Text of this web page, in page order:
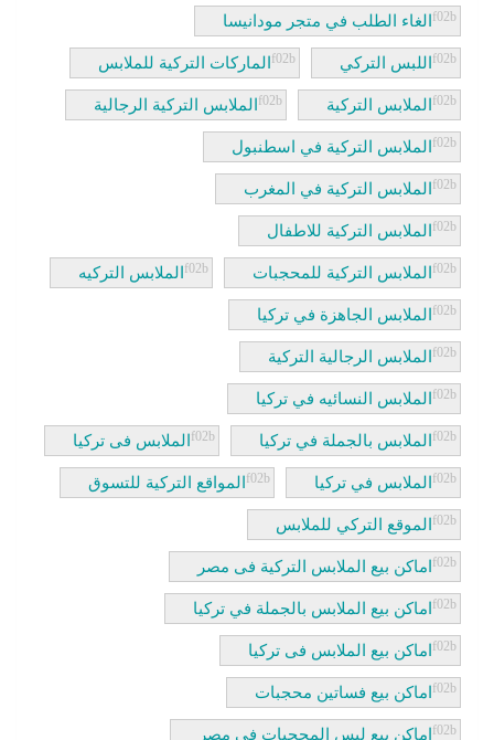
الغاء الطلب في متجر مودانيسا
اللبس التركي الماركات التركية للملابس
الملابس التركية الملابس التركية الرجالية
الملابس التركية في اسطنبول
الملابس التركية في المغرب
الملابس التركية للاطفال
الملابس التركية للمحجبات الملابس التركيه
الملابس الجاهزة في تركيا
الملابس الرجالية التركية
الملابس النسائيه في تركيا
الملابس بالجملة في تركيا الملابس فى تركيا
الملابس في تركيا المواقع التركية للتسوق
الموقع التركي للملابس
اماكن بيع الملابس التركية فى مصر
اماكن بيع الملابس بالجملة في تركيا
اماكن بيع الملابس فى تركيا
اماكن بيع فساتين محجبات
اماكن بيع لبس المحجبات في مصر